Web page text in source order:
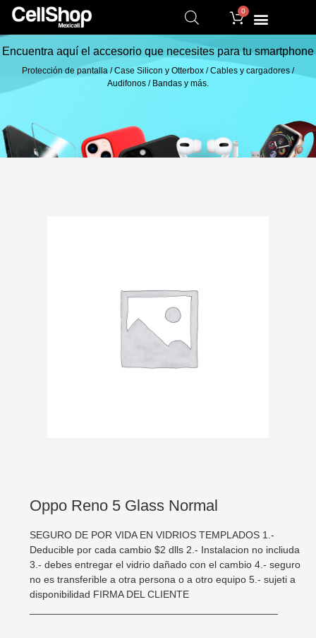
0
Encuentra aquí el accesorio que necesites para tu smartphone
Protección de pantalla / Case Silicon y Otterbox / Cables y cargadores /
Audifonos / Bandas y más.
Oppo Reno 5 Glass Normal
SEGURO DE POR VIDA EN VIDRIOS TEMPLADOS 1.-
Deducible por cada cambio $2 dlls 2.- Instalacion no incliuda
3.- debes entregar el vidrio dañado con el cambio 4.- seguro
no es transferible a otra persona o a otro equipo 5.- sujeti a
disponibilidad FIRMA DEL CLIENTE